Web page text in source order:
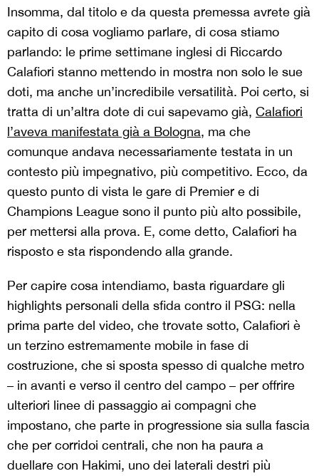
Insomma, dal titolo e da questa premessa avrete già
capito di cosa vogliamo parlare, di cosa stiamo
parlando: le prime settimane inglesi di Riccardo
Calafiori stanno mettendo in mostra non solo le sue
doti, ma anche un’incredibile versatilità. Poi certo, si
tratta di un’altra dote di cui sapevamo già, Calafiori
l’aveva manifestata già a Bologna, ma che
comunque andava necessariamente testata in un
contesto più impegnativo, più competitivo. Ecco, da
questo punto di vista le gare di Premier e di
Champions League sono il punto più alto possibile,
per mettersi alla prova. E, come detto, Calafiori ha
risposto e sta rispondendo alla grande.
Per capire cosa intendiamo, basta riguardare gli
highlights personali della sfida contro il PSG: nella
prima parte del video, che trovate sotto, Calafiori è
un terzino estremamente mobile in fase di
costruzione, che si sposta spesso di qualche metro
– in avanti e verso il centro del campo – per offrire
ulteriori linee di passaggio ai compagni che
impostano, che parte in progressione sia sulla fascia
che per corridoi centrali, che non ha paura a
duellare con Hakimi, uno dei laterali destri più